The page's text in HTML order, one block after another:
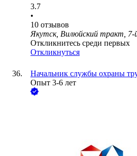
3.7
•
10 отзывов
Якутск, Вилюйский тракт, 7-
Откликнитесь среди первых
Откликнуться
Начальник службы охраны
Опыт 3-6 лет